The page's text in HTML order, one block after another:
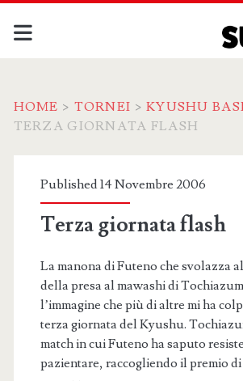
HOME > TORNEI >KYUSHU
TERZA GIORNATA FLASH
Published 14 Novembre 2006
Terza giornata flash
La manona di Futeno che svolazza
della presa al mawashi di
l’immagine che più di altre mi ha
terza giornata del Kyushu.
match in cui Futeno ha saputo
pazientare, raccogliendo il premio